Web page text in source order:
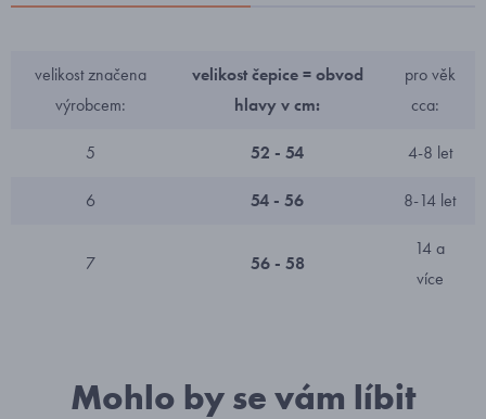
velikost značena
výrobcem:
velikost čepice = obvod
hlavy v cm:
pro věk
cca:
5 52 - 54 4-8 let
6 54 - 56 8-14 let
7 56 - 58
14 a
více
Mohlo by se vám líbit